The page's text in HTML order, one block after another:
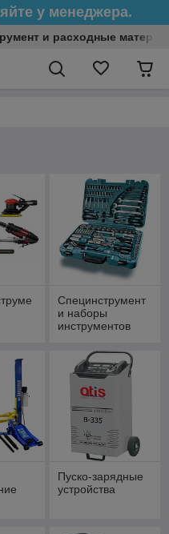
у менеджера.
и расходные
Специнструмент
и наборы
инструментов
Пуско-зарядные
устройства